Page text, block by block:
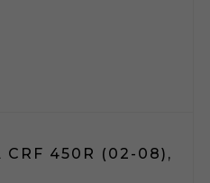
CRF 450R (02-08),